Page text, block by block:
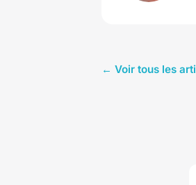
← Voir tous les